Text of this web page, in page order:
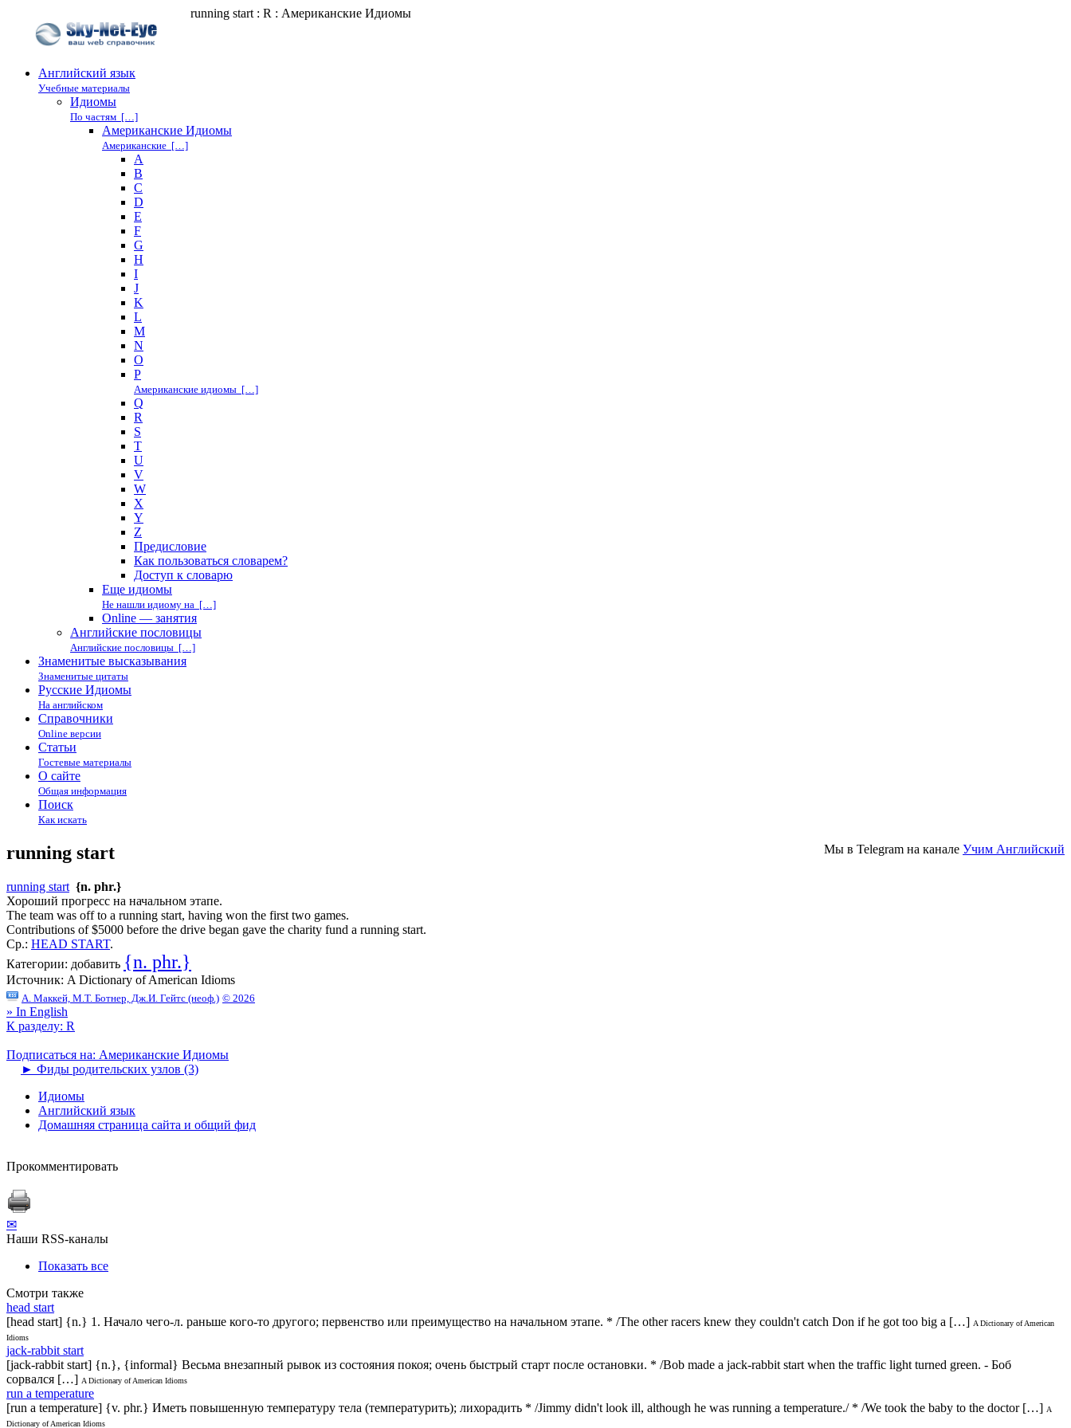
running start : R : Американские Идиомы
Английский язык
Учебные материалы
Идиомы
По частям […]
Американские Идиомы
Американские […]
A
B
C
D
E
F
G
H
I
J
K
L
M
N
O
P
Американские идиомы […]
Q
R
S
T
U
V
W
X
Y
Z
Предисловие
Как пользоваться словарем?
Доступ к словарю
Еще идиомы
Не нашли идиому на […]
Online — занятия
Английские пословицы
Английские пословицы […]
Знаменитые высказывания
Знаменитые цитаты
Русские Идиомы
На английском
Справочники
Online версии
Статьи
Гостевые материалы
О сайте
Общая информация
Поиск
Как искать
Мы в Telegram на канале Учим Английский
running start
running start {n. phr.}
Хороший прогресс на начальном этапе.
The team was off to a running start, having won the first two games.
Contributions of $5000 before the drive began gave the charity fund a running start.
Ср.: HEAD START.
Категории: добавить {n. phr.}
Источник: A Dictionary of American Idioms
А. Маккей, М.Т. Ботнер, Дж.И. Гейтс (неоф.) © 2026
» In English
К разделу: R
Подписаться на: Американские Идиомы
► Фиды родительских узлов (3)
Идиомы
Английский язык
Домашняя страница сайта и общий фид
Прокомментировать
✉
Наши RSS-каналы
Показать все
Смотри также
head start
[head start] {n.} 1. Начало чего-л. раньше кого-то другого; первенство или преимущество на начальном этапе. * /The other racers knew they couldn't catch Don if he got too big a […] A Dictionary of American
Idioms
jack-rabbit start
[jack-rabbit start] {n.}, {informal} Весьма внезапный рывок из состояния покоя; очень быстрый старт после остановки. * /Bob made a jack-rabbit start when the traffic light turned green. - Боб
сорвался […] A Dictionary of American Idioms
run a temperature
[run a temperature] {v. phr.} Иметь повышенную температуру тела (температурить); лихорадить * /Jimmy didn't look ill, although he was running a temperature./ * /We took the baby to the doctor […] A
Dictionary of American Idioms